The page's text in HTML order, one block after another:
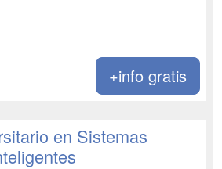
+info gratis
en Sistemas